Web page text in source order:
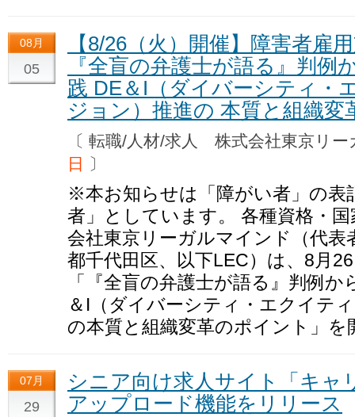
08月
05
【8/26（火）開催】障害者雇
『全盲の弁護士が語る』判例
践 DE＆I（ダイバーシティ・
ジョン）推進の 本質と組織変
〔 転職/人材/求人 株式会社東京リ
日
〕
※本お知らせは「障がい者」の表
者」としています。 各種資格・
会社東京リーガルマインド（代表
都千代田区、以下LEC）は、8月
「『全盲の弁護士が語る』判例
＆I（ダイバーシティ・エクイテ
の本質と組織変革のポイント」を
07月
29
シニア向け求人サイト「キャ
アップロード機能をリリース